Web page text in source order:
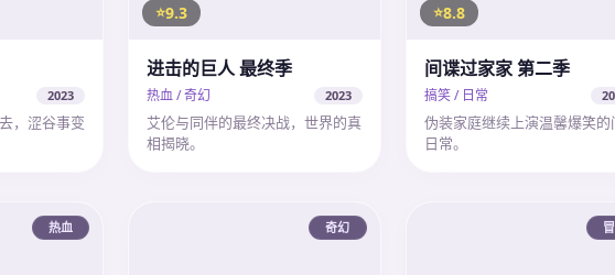
2023
，涩谷事变
9.3
进击的巨人 最终季
热血 / 奇幻 2023
艾伦与同伴的最终决战，世界的真
相揭晓。
8.8
间谍过家家 第二季
搞笑 / 日常
伪装家庭继续上演温馨爆笑的
日常。
热血 奇幻